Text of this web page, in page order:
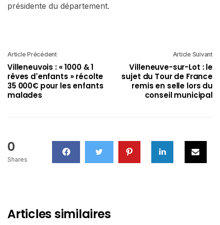
présidente du département.
Article Précédent
Villeneuvois : « 1000 & 1
rêves d'enfants » récolte
35 000€ pour les enfants
malades
Article Suivant
Villeneuve-sur-Lot : le
sujet du Tour de France
remis en selle lors du
conseil municipal
0
Shares
Articles similaires